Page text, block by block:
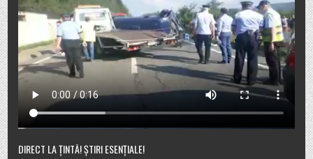
DIRECT LA ȚINTĂ! ȘTIRI ESENȚIALE!